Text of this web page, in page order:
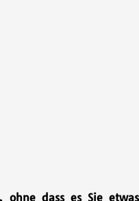
ohne dass es Sie etwas